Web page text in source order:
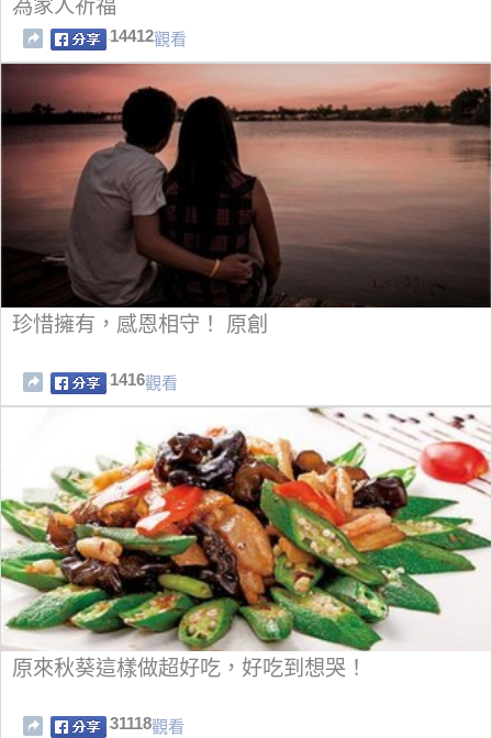
為家人祈福
14412觀看
珍惜擁有，感恩相守！ 原創
1416觀看
原來秋葵這樣做超好吃，好吃到想哭！
31118觀看